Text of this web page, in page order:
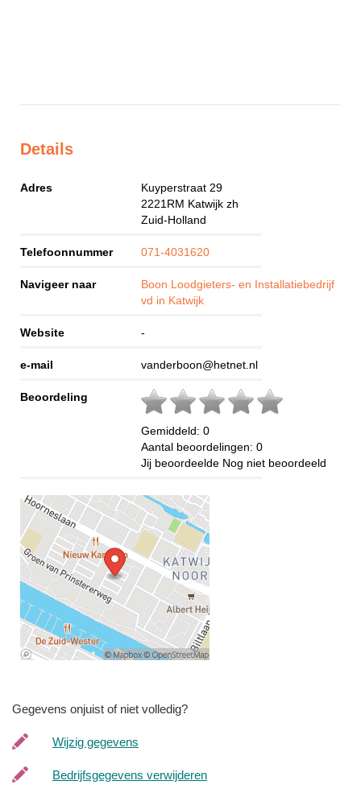
Details
Adres
Kuyperstraat 29
2221RM Katwijk zh
Zuid-Holland
Telefoonnummer 071-4031620
Navigeer naar
Boon Loodgieters- en Installatiebedrijf
vd in Katwijk
Website -
e-mail vanderboon@hetnet.nl
Beoordeling
Gemiddeld: 0
Aantal beoordelingen: 0
Jij beoordeelde Nog niet beoordeeld
Gegevens onjuist of niet volledig?
Wijzig gegevens
Bedrijfsgegevens verwijderen